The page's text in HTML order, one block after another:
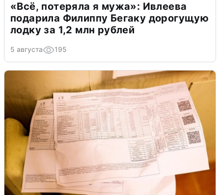
«Всё, потеряла я мужа»: Ивлеева
подарила Филиппу Бегаку дорогущую
лодку за 1,2 млн рублей
5 августа 195